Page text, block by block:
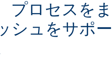
プロセスを
シュをサポ